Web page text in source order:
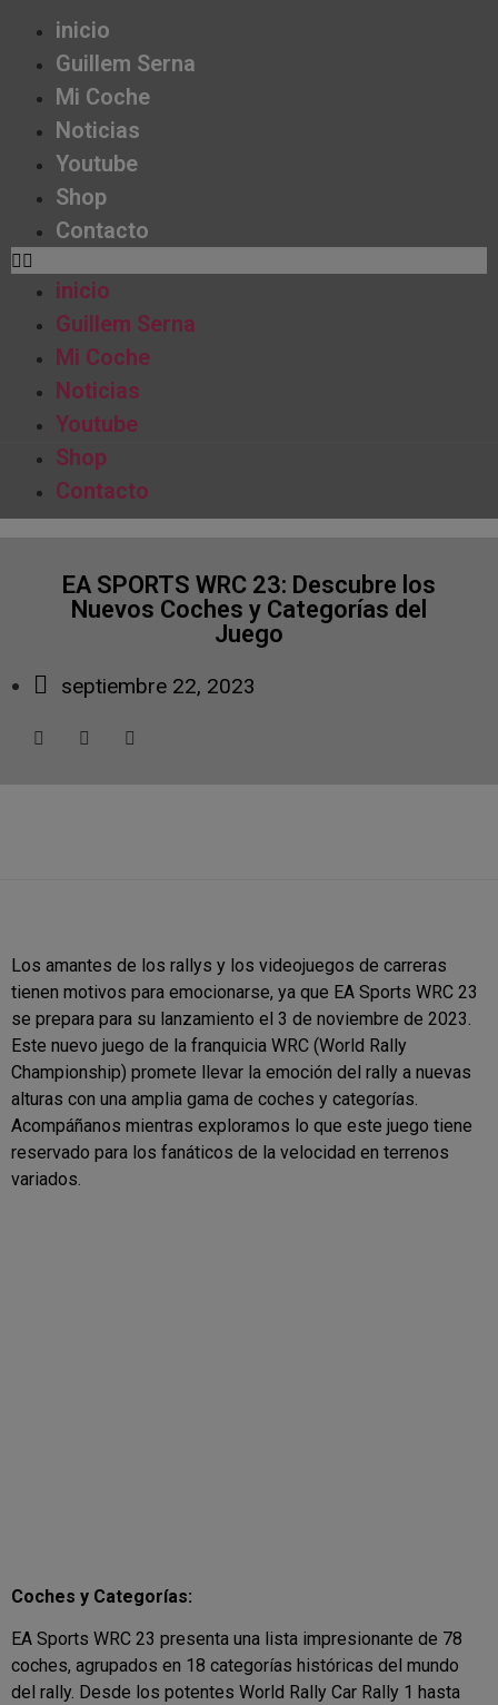
inicio
Guillem Serna
Mi Coche
Noticias
Youtube
Shop
Contacto
inicio
Guillem Serna
Mi Coche
Noticias
Youtube
Shop
Contacto
EA SPORTS WRC 23: Descubre los
Nuevos Coches y Categorías del
Juego
septiembre 22, 2023
Los amantes de los rallys y los videojuegos de carreras
tienen motivos para emocionarse, ya que EA Sports WRC 23
se prepara para su lanzamiento el 3 de noviembre de 2023.
Este nuevo juego de la franquicia WRC (World Rally
Championship) promete llevar la emoción del rally a nuevas
alturas con una amplia gama de coches y categorías.
Acompáñanos mientras exploramos lo que este juego tiene
reservado para los fanáticos de la velocidad en terrenos
variados.
Coches y Categorías:
EA Sports WRC 23 presenta una lista impresionante de 78
coches, agrupados en 18 categorías históricas del mundo
del rally. Desde los potentes World Rally Car Rally 1 hasta